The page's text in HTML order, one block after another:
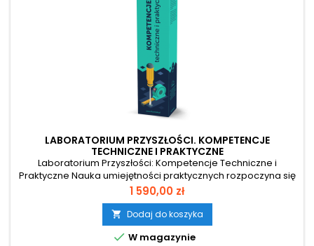
LABORATORIUM PRZYSZŁOŚCI. KOMPETENCJE
TECHNICZNE I PRAKTYCZNE
Laboratorium Przyszłości: Kompetencje Techniczne i
Praktyczne Nauka umiejętności praktycznych rozpoczyna się
od teorii, która w tym programie jest w pełni interaktywna!
„Laboratorium Przyszłości” wspiera realizację podstawy
programowej, umożliwiając uczniom zdobywanie
praktycznych kompetencji. Zawartość programu Materiały
multimedialne: Rysunki, filmy...
Cena
1 590,00 zł
 Dodaj do koszyka
 W magazynie